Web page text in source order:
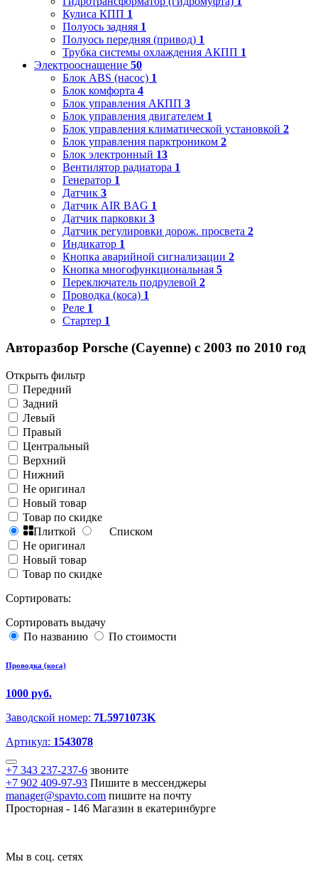
Кулиса КПП 1
Полуось задняя 1
Полуось передняя (привод) 1
Трубка системы охлаждения АКПП 1
Электрооснащение 50
Блок ABS (насос) 1
Блок комфорта 4
Блок управления АКПП 3
Блок управления двигателем 1
Блок управления климатической установкой 2
Блок управления парктроником 2
Блок электронный 13
Вентилятор радиатора 1
Генератор 1
Датчик 3
Датчик AIR BAG 1
Датчик парковки 3
Датчик регулировки дорож. просвета 2
Индикатор 1
Кнопка аварийной сигнализации 2
Кнопка многофункциональная 5
Переключатель подрулевой 2
Проводка (коса) 1
Реле 1
Стартер 1
Авторазбор Porsche (Cayenne) с 2003 по 2010 год
Открыть фильтр
Передний
Задний
Левый
Правый
Центральный
Верхний
Нижний
Не оригинал
Новый товар
Товар по скидке
Плиткой
Списком
Не оригинал
Новый товар
Товар по скидке
Сортировать:
Сортировать выдачу
По названию
По стоимости
Проводка (коса)
1000 руб.
Заводской номер: 7L5971073K
Артикул: 1543078
+7 343 237-237-6 звоните
+7 902 409-97-93 Пишите в мессенджеры
manager@spavto.com пишите на почту
Просторная - 146 Магазин в екатеринбурге
Мы в соц. сетях